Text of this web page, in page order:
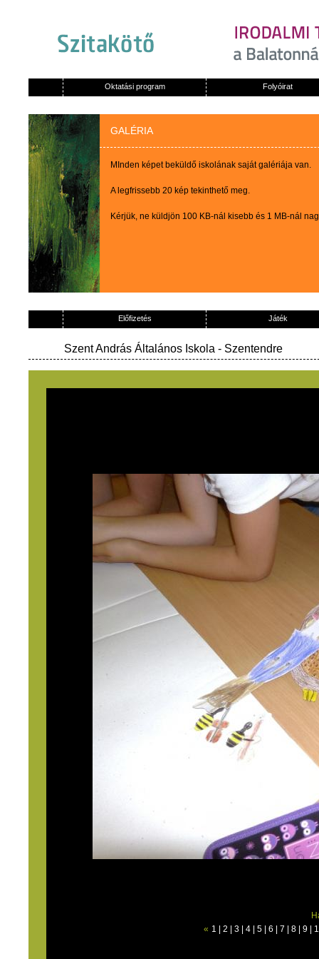
Oktatási program Folyóirat
GALÉRIA
MInden képet beküldő iskolának saját galériája van.
A legfrissebb 20 kép tekinthető meg.
Kérjük, ne küldjön 100 KB-nál kisebb és 1 MB-nál
Előfizetés Játék
Szent András Általános Iskola - Szentendre
« 1 2 3| 4| 5| 6 7 8| 9|